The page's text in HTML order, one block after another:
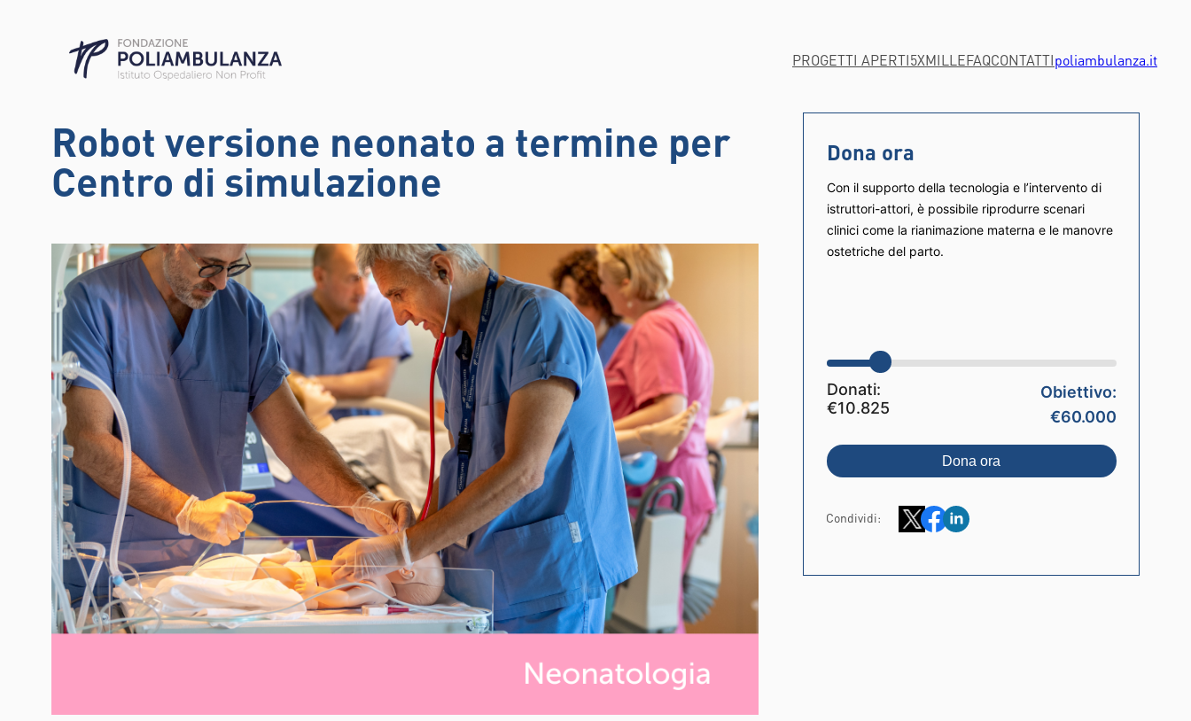
PROGETTI APERTI5XMILLEFAQCONTATTIpoliambulanza.it
Robot versione neonato a termine per
Centro di simulazione
Dona ora
Con il supporto della tecnologia e l’intervento di
istruttori-attori, è possibile riprodurre scenari
clinici come la rianimazione materna e le manovre
ostetriche del parto.
Donati:
€10.825
Obiettivo:
€60.000
Dona ora
Condividi: